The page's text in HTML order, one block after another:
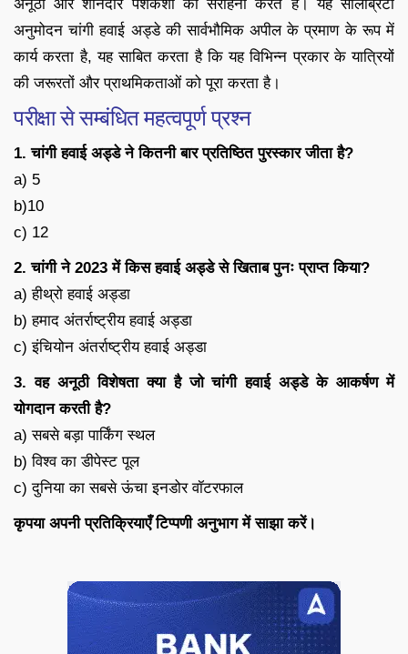
अनूठी और शानदार पेशकशों की सराहना करते हैं। यह सेलिब्रिटी
अनुमोदन चांगी हवाई अड्डे की सार्वभौमिक अपील के प्रमाण के रूप में
कार्य करता है, यह साबित करता है कि यह विभिन्न प्रकार के यात्रियों
की जरूरतों और प्राथमिकताओं को पूरा करता है।
परीक्षा से सम्बंधित महत्वपूर्ण प्रश्न
1. चांगी हवाई अड्डे ने कितनी बार प्रतिष्ठित पुरस्कार जीता है?
a) 5
b)10
c) 12
2. चांगी ने 2023 में किस हवाई अड्डे से खिताब पुनः प्राप्त किया?
a) हीथ्रो हवाई अड्डा
b) हमाद अंतर्राष्ट्रीय हवाई अड्डा
c) इंचियोन अंतर्राष्ट्रीय हवाई अड्डा
3. वह अनूठी विशेषता क्या है जो चांगी हवाई अड्डे के आकर्षण में
योगदान करती है?
a) सबसे बड़ा पार्किंग स्थल
b) विश्व का डीपेस्ट पूल
c) दुनिया का सबसे ऊंचा इनडोर वॉटरफाल
कृपया अपनी प्रतिक्रियाएँ टिप्पणी अनुभाग में साझा करें।